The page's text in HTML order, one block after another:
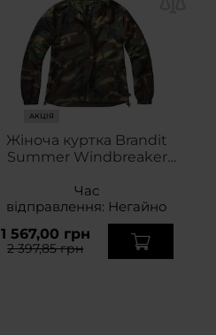
АКЦІЯ
Жіноча куртка Brandit
Summer Windbreaker
Час
відправлення: Негайно
1 567,00 грн
2 397,85 грн